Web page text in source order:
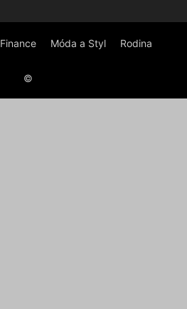
Finance Móda a Styl Rodina
©